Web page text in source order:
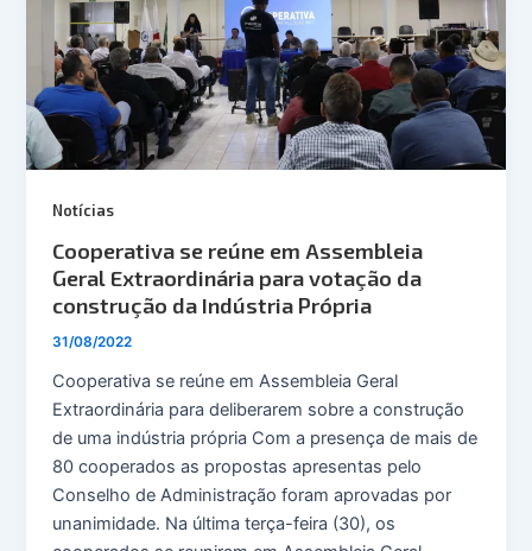
Notícias
Cooperativa se reúne em Assembleia
Geral Extraordinária para votação da
construção da Indústria Própria
31/08/2022
Cooperativa se reúne em Assembleia Geral
Extraordinária para deliberarem sobre a construção
de uma indústria própria Com a presença de mais de
80 cooperados as propostas apresentas pelo
Conselho de Administração foram aprovadas por
unanimidade. Na última terça-feira (30), os